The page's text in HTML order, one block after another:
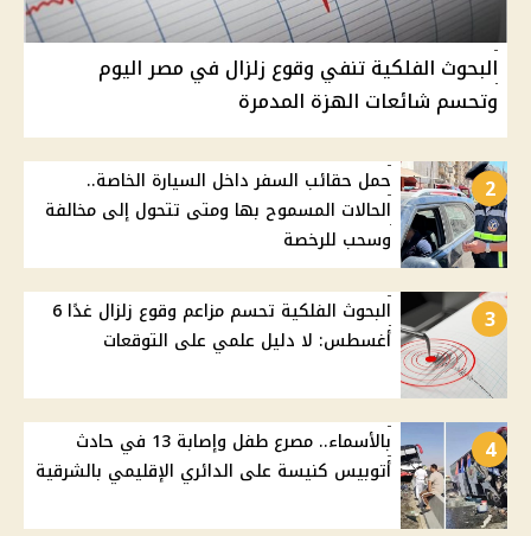
البحوث الفلكية تنفي وقوع زلزال في مصر اليوم
وتحسم شائعات الهزة المدمرة
2
حمل حقائب السفر داخل السيارة الخاصة..
الحالات المسموح بها ومتى تتحول إلى مخالفة
وسحب للرخصة
3
البحوث الفلكية تحسم مزاعم وقوع زلزال غدًا 6
أغسطس: لا دليل علمي على التوقعات
4
بالأسماء.. مصرع طفل وإصابة 13 في حادث
أتوبيس كنيسة على الدائري الإقليمي بالشرقية